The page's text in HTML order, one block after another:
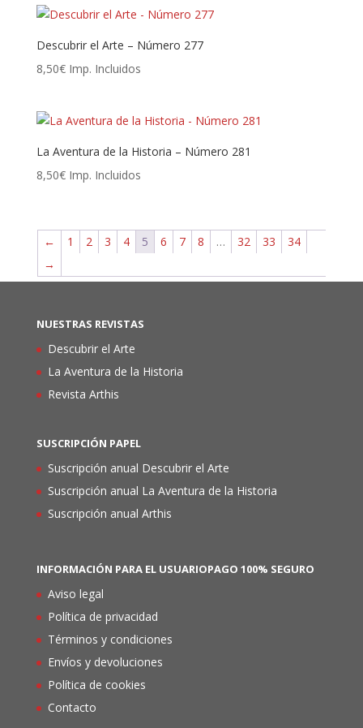
Descubrir el Arte – Número 277
8,50€ Imp. Incluidos
La Aventura de la Historia – Número 281
8,50€ Imp. Incluidos
← 1 2 3 4 5 6 7 8 … 32 33
34
→
NUESTRAS REVISTAS
Descubrir el Arte
La Aventura de la Historia
Revista Arthis
SUSCRIPCIÓN PAPEL
Suscripción anual Descubrir el Arte
Suscripción anual La Aventura de la Historia
Suscripción anual Arthis
INFORMACIÓN PARA EL USUARIO
Aviso legal
Política de privacidad
Términos y condiciones
Envíos y devoluciones
Política de cookies
Contacto
PAGO 100% SEGURO